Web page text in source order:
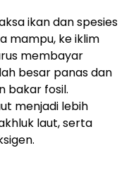
ikan dan spesies
mampu, ke iklim
membayar
besar panas dan
bakar fosil.
menjadi lebih
laut, serta